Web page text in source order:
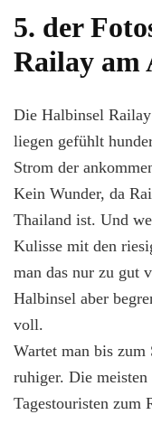
5. der
Railay am
Die Halbinsel
liegen gefühlt
Strom der
Kein Wunder, da
Thailand ist. Und
Kulisse mit den
man das nur zu gut
Halbinsel aber
voll.
Wartet man bis zum
ruhiger. Die
Tagestouristen zum